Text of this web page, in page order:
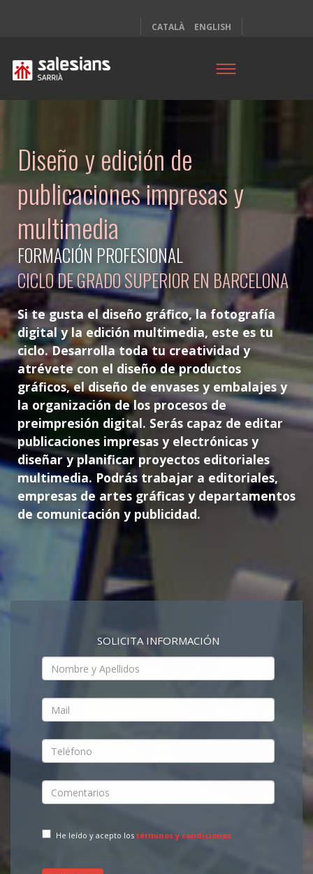
CATALÀ ENGLISH
Diseño y edición de
publicaciones impresas y
multimedia
FORMACIÓN PROFESIONAL
CICLO DE GRADO SUPERIOR EN BARCELONA
Si te gusta el diseño gráfico, la fotografía
digital y la edición multimedia, este es tu
ciclo. Desarrolla toda tu creatividad y
atrévete con el diseño de productos
gráficos, el diseño de envases y embalajes y
la organización de los procesos de
preimpresión digital. Serás capaz de editar
publicaciones impresas y electrónicas y
diseñar y planificar proyectos editoriales
multimedia. Podrás trabajar a editoriales,
empresas de artes gráficas y departamentos
de comunicación y publicidad.
SOLICITA INFORMACIÓN
He leído y acepto los términos y condiciones